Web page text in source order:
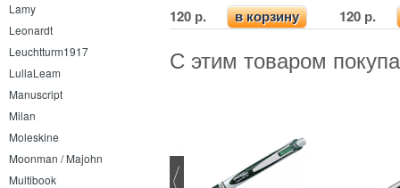
Lamy
Leonardt
Leuchtturm1917
LullaLeam
Manuscript
Milan
Moleskine
Moonman / Majohn
Multibook
120 р. в корзину 120 р.
С этим товаром